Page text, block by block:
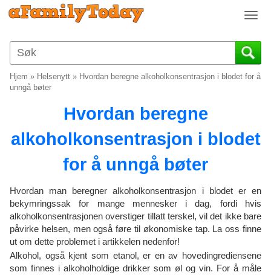
T
g
g
i
i
o
n
Hjem » Helsenytt » Hvordan beregne alkoholkonsentrasjon i blodet for å
unngå bøter
Hvordan beregne
alkoholkonsentrasjon i blodet
for å unngå bøter
Hvordan man beregner alkoholkonsentrasjon i blodet er en
bekymringssak for mange mennesker i dag, fordi hvis
alkoholkonsentrasjonen overstiger tillatt terskel, vil det ikke bare
påvirke helsen, men også føre til økonomiske tap. La oss finne
ut om dette problemet i artikkelen nedenfor!
Alkohol, også kjent som etanol, er en av hovedingrediensene
som finnes i alkoholholdige drikker som øl og vin. For å måle